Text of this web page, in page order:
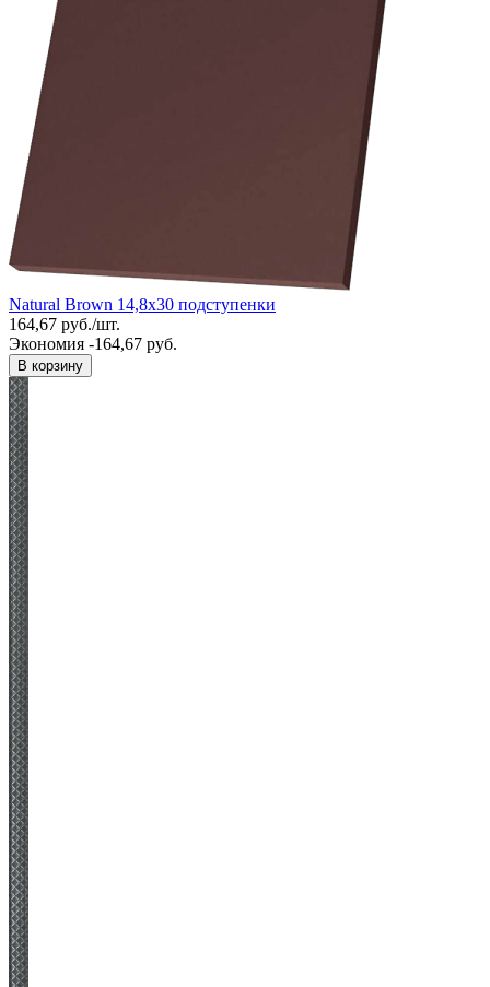
Natural Brown 14,8x30 подступенки
164,67 руб./шт.
Экономия -164,67 руб.
В корзину